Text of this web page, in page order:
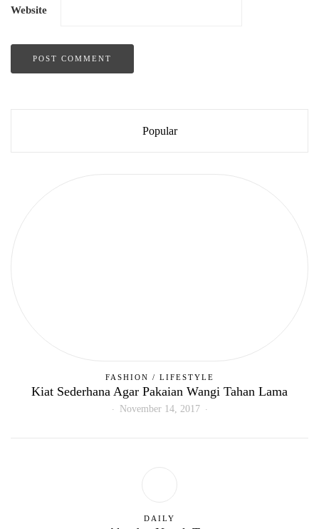
Website
Popular
FASHION / LIFESTYLE
Kiat Sederhana Agar Pakaian Wangi Tahan Lama
November 14, 2017
DAILY